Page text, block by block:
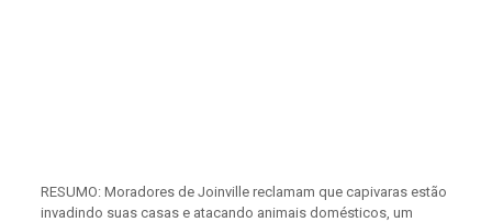
RESUMO: Moradores de Joinville reclamam que capivaras estão
invadindo suas casas e atacando animais domésticos, um